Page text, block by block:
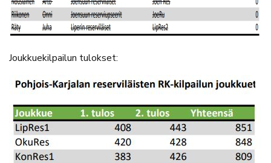
Joukkuekilpailun tulokset: